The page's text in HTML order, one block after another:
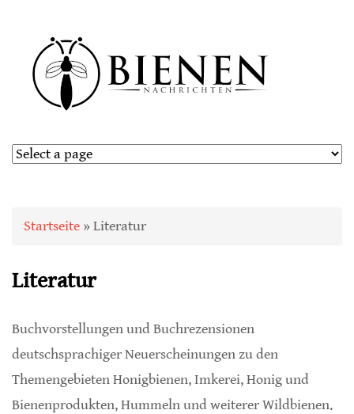
Sie sind hier
Startseite » Literatur
Literatur
Buchvorstellungen und Buchrezensionen
deutschsprachiger Neuerscheinungen zu den
Themengebieten Honigbienen, Imkerei, Honig und
Bienenprodukten, Hummeln und weiterer Wildbienen.